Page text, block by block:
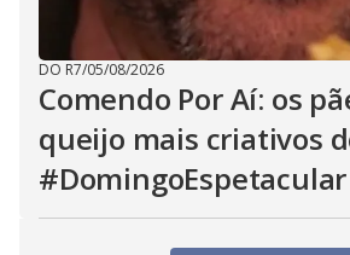
DO R7/05/08/2026
Comendo Por Aí: os
queijo mais criativos